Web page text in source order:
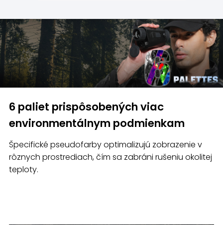
6 paliet prispôsobených viac
environmentálnym podmienkam
Špecifické pseudofarby optimalizujú zobrazenie v
rôznych prostrediach, čím sa zabráni rušeniu okolitej
teploty.